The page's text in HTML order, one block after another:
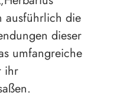
ausführlich die
dieser
umfangreiche
ihr